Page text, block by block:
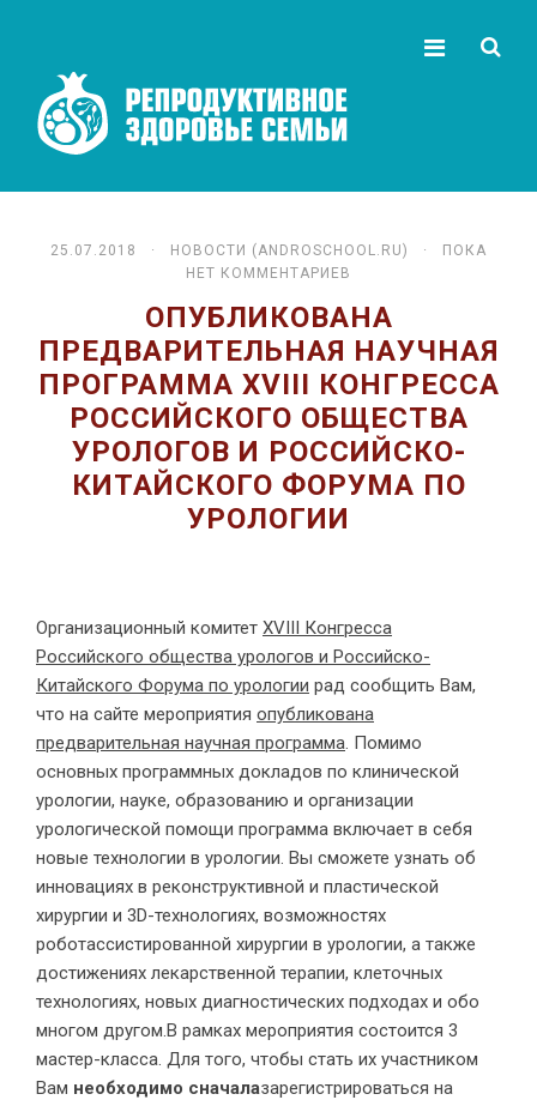
25.07.2018 · НОВОСТИ (ANDROSCHOOL.RU)
· ПОКА
НЕТ КОММЕНТАРИЕВ
ОПУБЛИКОВАНА
ПРЕДВАРИТЕЛЬНАЯ НАУЧНАЯ
ПРОГРАММА XVIII КОНГРЕССА
РОССИЙСКОГО ОБЩЕСТВА
УРОЛОГОВ И РОССИЙСКО-
КИТАЙСКОГО ФОРУМА ПО
УРОЛОГИИ
Организационный комитет XVIII Конгресса
Российского общества урологов и Российско-
Китайского Форума по урологии рад сообщить Вам,
что на сайте мероприятия опубликована
предварительная научная программа. Помимо
основных программных докладов по клинической
урологии, науке, образованию и организации
урологической помощи программа включает в себя
новые технологии в урологии. Вы сможете узнать об
инновациях в реконструктивной и пластической
хирургии и 3D-технологиях, возможностях
роботассистированной хирургии в урологии, а также
достижениях лекарственной терапии, клеточных
технологиях, новых диагностических подходах и обо
многом другом.В рамках мероприятия состоится 3
мастер-класса. Для того, чтобы стать их участником
Вам необходимо сначалазарегистрироваться на